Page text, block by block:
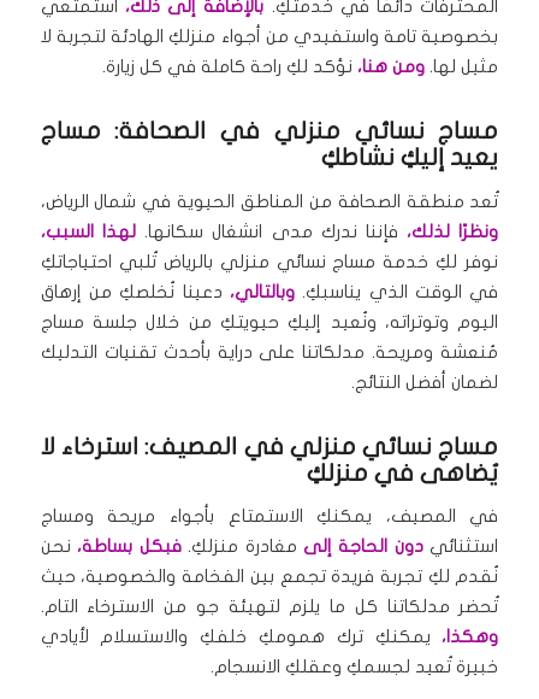
المحترفات دائمًا في خدمتكِ. بالإضافة إلى ذلك، استمتعي
بخصوصية تامة واستفيدي من أجواء منزلكِ الهادئة لتجربة لا
مثيل لها. ومن هنا، نؤكد لكِ راحة كاملة في كل زيارة.
مساج نسائي منزلي في الصحافة: مساج
يعيد إليكِ نشاطكِ
تُعد منطقة الصحافة من المناطق الحيوية في شمال الرياض،
ونظرًا لذلك، فإننا ندرك مدى انشغال سكانها.لهذا السبب،
نوفر لكِ خدمة مساج نسائي منزلي بالرياض تُلبي احتياجاتكِ
في الوقت الذي يناسبكِ. وبالتالي، دعينا نُخلصكِ من إرهاق
اليوم وتوتراته، ونُعيد إليكِ حيويتكِ من خلال جلسة مساج
مُنعشة ومريحة. مدلكاتنا على دراية بأحدث تقنيات التدليك
لضمان أفضل النتائج.
مساج نسائي منزلي في المصيف: استرخاء لا
يُضاهى في منزلكِ
في المصيف، يمكنكِ الاستمتاع بأجواء مريحة ومساج
استثنائيدون الحاجة إلىمغادرة منزلكِ.فبكل بساطة،نحن
نُقدم لكِ تجربة فريدة تجمع بين الفخامة والخصوصية، حيث
تُحضر مدلكاتنا كل ما يلزم لتهيئة جو من الاسترخاء التام.
وهكذا،يمكنكِ ترك همومكِ خلفكِ والاستسلام لأيادي
خبيرة تُعيد لجسمكِ وعقلكِ الانسجام.